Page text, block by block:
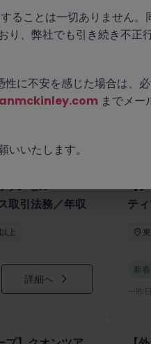
ウンセル
取引法務／年収
上
詳細へ
【
テ
新着
一昨日
ることは一切ありません。
り、弊社でも引き続き不正
に不安を感じた場合は、
までメー
いたします。